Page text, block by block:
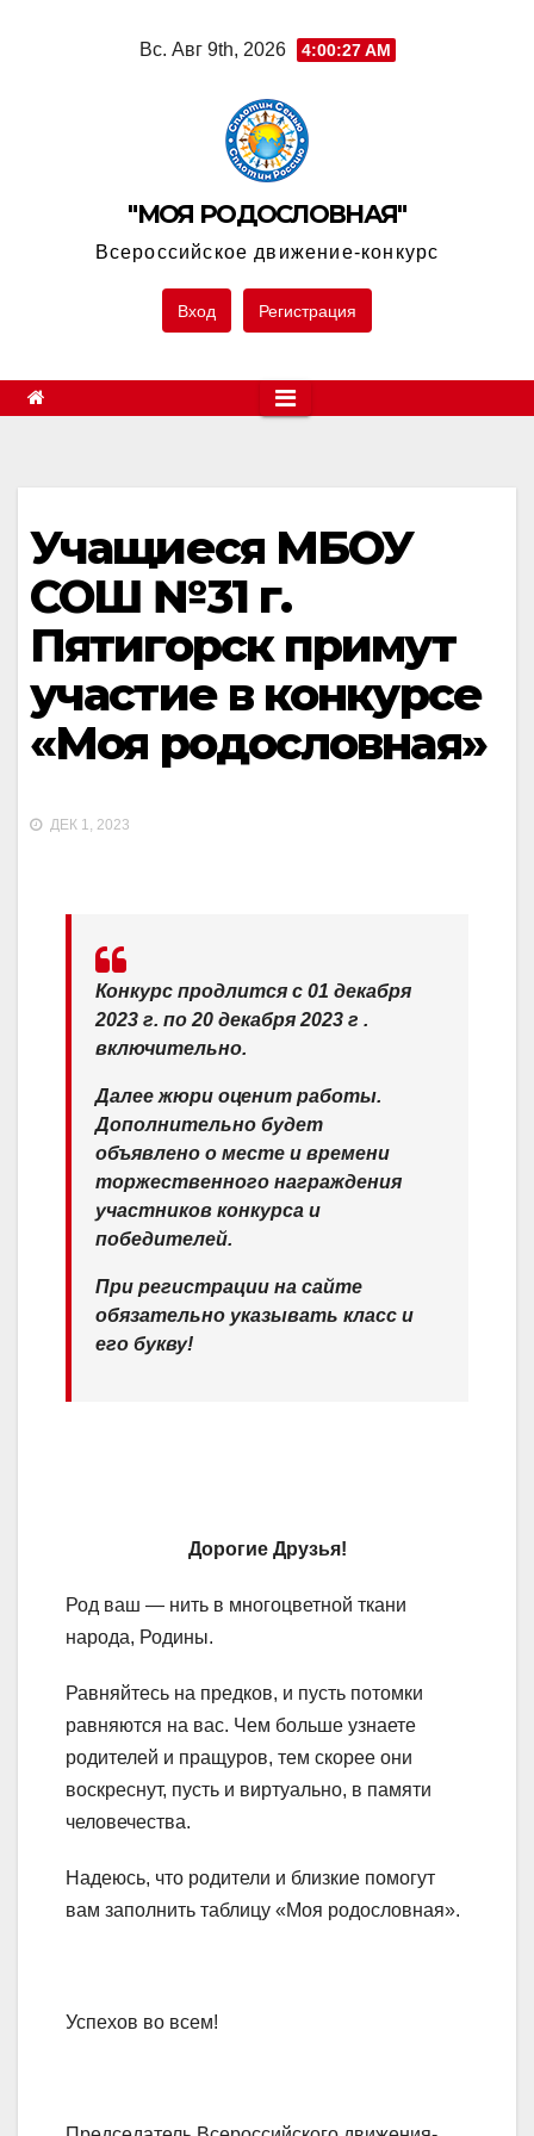
Вс. Авг 9th, 2026 4:00:27 AM
"МОЯ РОДОСЛОВНАЯ"
Всероссийское движение-конкурс
Вход Регистрация
Учащиеся МБОУ
СОШ №31 г.
Пятигорск примут
участие в конкурсе
«Моя родословная»
ДЕК 1, 2023
Конкурс продлится с 01 декабря
2023 г. по 20 декабря 2023 г .
включительно.
Далее жюри оценит работы.
Дополнительно будет
объявлено о месте и времени
торжественного награждения
участников конкурса и
победителей.
При регистрации на сайте
обязательно указывать класс и
его букву!
Дорогие Друзья!
Род ваш — нить в многоцветной ткани
народа, Родины.
Равняйтесь на предков, и пусть потомки
равняются на вас. Чем больше узнаете
родителей и пращуров, тем скорее они
воскреснут, пусть и виртуально, в памяти
человечества.
Надеюсь, что родители и близкие помогут
вам заполнить таблицу «Моя родословная».
Успехов во всем!